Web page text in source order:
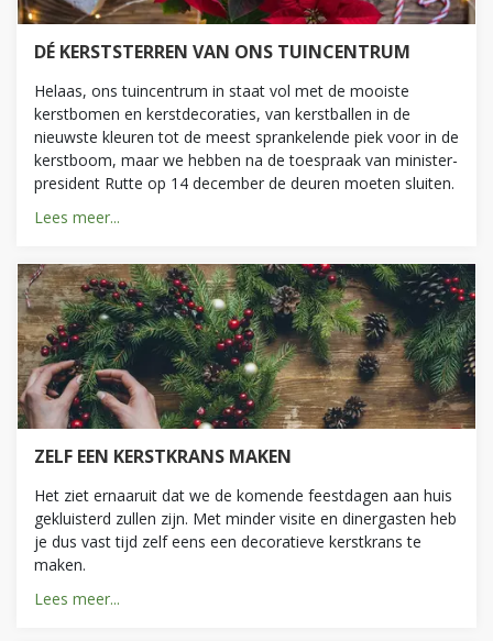
DÉ KERSTSTERREN VAN ONS TUINCENTRUM
Helaas, ons tuincentrum in staat vol met de mooiste
kerstbomen en kerstdecoraties, van kerstballen in de
nieuwste kleuren tot de meest sprankelende piek voor in de
kerstboom, maar we hebben na de toespraak van minister-
president Rutte op 14 december de deuren moeten sluiten.
Lees meer...
ZELF EEN KERSTKRANS MAKEN
Het ziet ernaaruit dat we de komende feestdagen aan huis
gekluisterd zullen zijn. Met minder visite en dinergasten heb
je dus vast tijd zelf eens een decoratieve kerstkrans te
maken.
Lees meer...